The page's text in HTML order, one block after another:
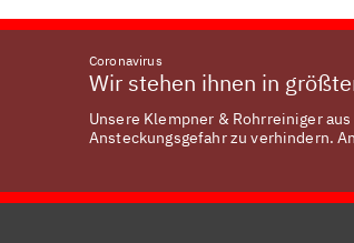
Coronavirus
Wir stehen ihnen in
Unsere Klempner & Rohrreiniger
Ansteckungsgefahr zu verhindern.